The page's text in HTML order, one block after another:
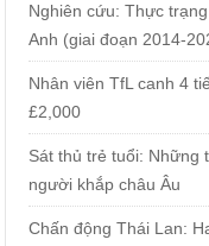
Nghiên cứu: Thực
Anh (giai đoạn 2014-
Nhân viên TfL canh 4
£2,000
Sát thủ trẻ tuổi: Những
người khắp châu Âu
Chấn động Thái Lan: